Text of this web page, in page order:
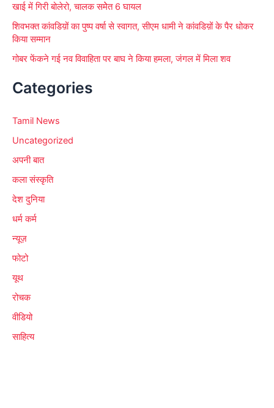
खाई में गिरी बोलेरो, चालक समेेत 6 घायल
शिवभक्त कांवडिय़ों का पुष्प वर्षा से स्वागत, सीएम धामी ने कांवडिय़ों के पैर धोकर
किया सम्मान
गोबर फेंकने गई नव विवाहिता पर बाघ ने किया हमला, जंगल में मिला शव
Categories
Tamil News
Uncategorized
अपनी बात
कला संस्कृति
देश दुनिया
धर्म कर्म
न्यूज़
फोटो
यूथ
रोचक
वीडियो
साहित्य